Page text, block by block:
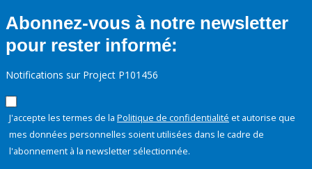
Abonnez-vous à notre newsletter
pour rester informé:
Notifications sur Project P101456
J'accepte les termes de la Politique de confidentialité et autorise que
mes données personnelles soient utilisées dans le cadre de
l'abonnement à la newsletter sélectionnée.